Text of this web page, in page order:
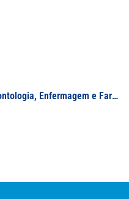
UNIFAL-MG celebra Jubileu de Prata das turmas de Odontologia, Enfermagem e Farmácia; solenidades marcam 25 anos das turmas graduadas em 1998